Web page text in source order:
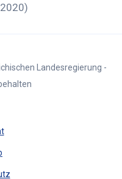
Landesregierung -